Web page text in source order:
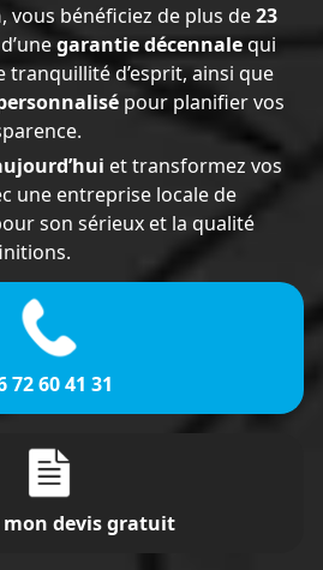
, vous bénéficiez de plus de23
garantie décennalequi
tranquillité d’esprit, ainsi que
pour planifier vos
et transformez vos
une entreprise locale de
son sérieux et la qualité
72 60 41 31
devis gratuit